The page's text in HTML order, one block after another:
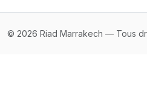
© 2026 Riad Marrakech — Tous